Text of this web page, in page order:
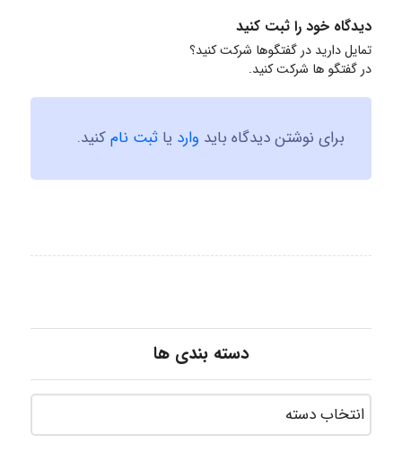
دیدگاه خود را ثبت کنید
تمایل دارید در گفتگوها شرکت کنید؟
در گفتگو ها شرکت کنید.
برای نوشتن دیدگاه باید وارد یا ثبت نامکنید.
دسته بندی ها